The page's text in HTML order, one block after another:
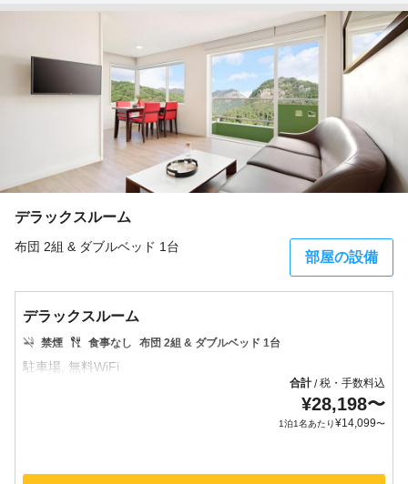
デラックスルーム
布団 2組 & ダブルベッド 1台
部屋の設備
デラックスルーム
禁煙 食事なし 布団 2組 & ダブルベッド 1台
合計/税・手数料込
¥28,198〜
1泊1名あたり¥14,099〜